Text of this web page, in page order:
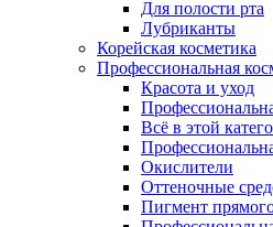
Для полости рта
Лубриканты
Корейская косметика
Профессиональная
Красота и уход
Всё в этой
Окислители
Оттеночные
Пигмент